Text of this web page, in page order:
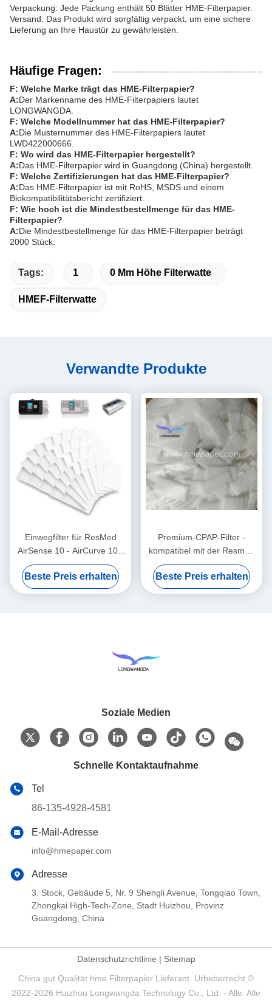
Verpackung: Jede Packung enthält 50 Blätter HME-Filterpapier.
Versand: Das Produkt wird sorgfältig verpackt, um eine sichere
Lieferung an Ihre Haustür zu gewährleisten.
Häufige Fragen:
F: Welche Marke trägt das HME-Filterpapier?
A:Der Markenname des HME-Filterpapiers lautet
LONGWANGDA.
F: Welche Modellnummer hat das HME-Filterpapier?
A:Die Musternummer des HME-Filterpapiers lautet
LWD422000666.
F: Wo wird das HME-Filterpapier hergestellt?
A:Das HME-Filterpapier wird in Guangdong (China) hergestellt.
F: Welche Zertifizierungen hat das HME-Filterpapier?
A:Das HME-Filterpapier ist mit RoHS, MSDS und einem
Biokompatibilitätsbericht zertifiziert.
F: Wie hoch ist die Mindestbestellmenge für das HME-
Filterpapier?
A:Die Mindestbestellmenge für das HME-Filterpapier beträgt
2000 Stück.
Tags: 1 0 Mm Höhe Filterwatte
HMEF-Filterwatte
Verwandte Produkte
Einwegfilter für ResMed
AirSense 10 - AirCurve 10 -
S9 - AirStart
Beste Preis erhalten
Premium-CPAP-Filter -
kompatibel mit der Resmed
Airsense 11
Versorgungsreihe
Beste Preis erhalten
Soziale Medien
Schnelle Kontaktaufnahme
Tel
86-135-4928-4581
E-Mail-Adresse
info@hmepaper.com
Adresse
3. Stock, Gebäude 5, Nr. 9 Shengli Avenue, Tongqiao Town,
Zhongkai High-Tech-Zone, Stadt Huizhou, Provinz
Guangdong, China
Datenschutzrichtlinie | Sitemap
China gut Qualität hme Filterpapier Lieferant. Urheberrecht ©
2022-2026 Huizhou Longwangda Technology Co., Ltd. - Alle. Alle